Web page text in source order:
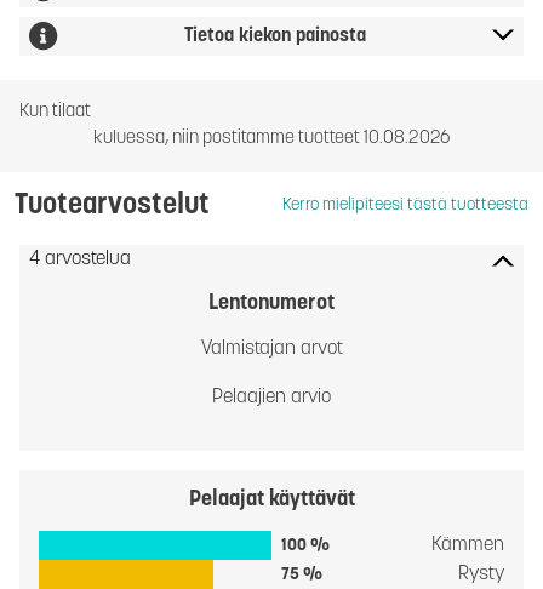
Tietoa kiekon painosta
Kun tilaat
kuluessa, niin postitamme tuotteet 10.08.2026
Tuotearvostelut Kerro mielipiteesi tästä tuotteesta
4 arvostelua
Lentonumerot
Valmistajan arvot
Pelaajien arvio
Pelaajat käyttävät
100 % Kämmen
75 % Rysty